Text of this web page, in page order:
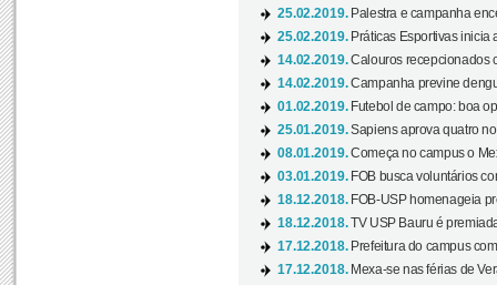
25.02.2019. Palestra e campanha
25.02.2019. Práticas Esportivas inicia
14.02.2019.Calouros recepcionados
14.02.2019.Campanha previne
01.02.2019. Futebol de campo: boa
25.01.2019.Sapiens aprova quatro
08.01.2019.Começa no campus o
03.01.2019. FOB busca voluntários
18.12.2018. FOB-USP homenageia
18.12.2018.TV USP Bauru é
17.12.2018. Prefeitura do campus
17.12.2018. Mexa-se nas férias de